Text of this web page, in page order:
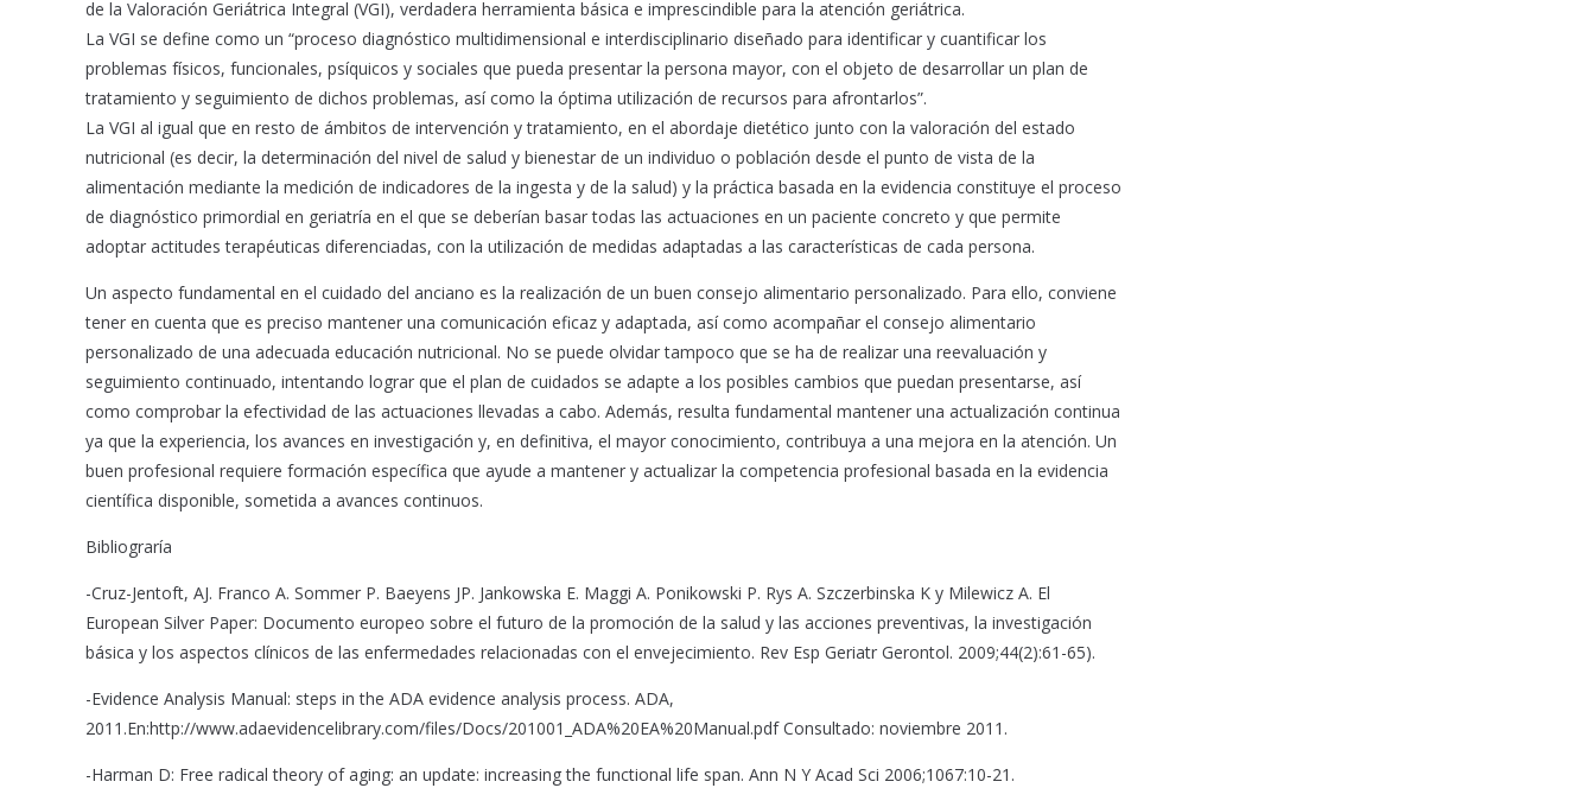
de la Valoración Geriátrica Integral (VGI), verdadera herramienta básica e imprescindible para la atención geriátrica.
La VGI se define como un “proceso diagnóstico multidimensional e interdisciplinario diseñado para identificar y cuantificar los
problemas físicos, funcionales, psíquicos y sociales que pueda presentar la persona mayor, con el objeto de desarrollar un plan de
tratamiento y seguimiento de dichos problemas, así como la óptima utilización de recursos para afrontarlos”.
La VGI al igual que en resto de ámbitos de intervención y tratamiento, en el abordaje dietético junto con la valoración del estado
nutricional (es decir, la determinación del nivel de salud y bienestar de un individuo o población desde el punto de vista de la
alimentación mediante la medición de indicadores de la ingesta y de la salud) y la práctica basada en la evidencia constituye el proceso
de diagnóstico primordial en geriatría en el que se deberían basar todas las actuaciones en un paciente concreto y que permite
adoptar actitudes terapéuticas diferenciadas, con la utilización de medidas adaptadas a las características de cada persona.
Un aspecto fundamental en el cuidado del anciano es la realización de un buen consejo alimentario personalizado. Para ello, conviene
tener en cuenta que es preciso mantener una comunicación eficaz y adaptada, así como acompañar el consejo alimentario
personalizado de una adecuada educación nutricional. No se puede olvidar tampoco que se ha de realizar una reevaluación y
seguimiento continuado, intentando lograr que el plan de cuidados se adapte a los posibles cambios que puedan presentarse, así
como comprobar la efectividad de las actuaciones llevadas a cabo. Además, resulta fundamental mantener una actualización continua
ya que la experiencia, los avances en investigación y, en definitiva, el mayor conocimiento, contribuya a una mejora en la atención. Un
buen profesional requiere formación específica que ayude a mantener y actualizar la competencia profesional basada en la evidencia
científica disponible, sometida a avances continuos.
Bibliograría
-Cruz-Jentoft, AJ. Franco A. Sommer P. Baeyens JP. Jankowska E. Maggi A. Ponikowski P. Rys A. Szczerbinska K y Milewicz A. El
European Silver Paper: Documento europeo sobre el futuro de la promoción de la salud y las acciones preventivas, la investigación
básica y los aspectos clínicos de las enfermedades relacionadas con el envejecimiento. Rev Esp Geriatr Gerontol. 2009;44(2):61-65).
-Evidence Analysis Manual: steps in the ADA evidence analysis process. ADA,
2011.En:http://www.adaevidencelibrary.com/files/Docs/201001_ADA%20EA%20Manual.pdf Consultado: noviembre 2011.
-Harman D: Free radical theory of aging: an update: increasing the functional life span. Ann N Y Acad Sci 2006;1067:10-21.